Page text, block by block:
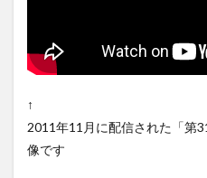
↑
2011年11月に配信された「第
像です